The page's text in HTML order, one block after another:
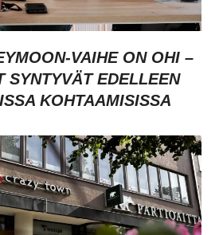
VAIHE ON OHI –
SYNTYVÄT EDELLEEN
KOHTAAMISISSA